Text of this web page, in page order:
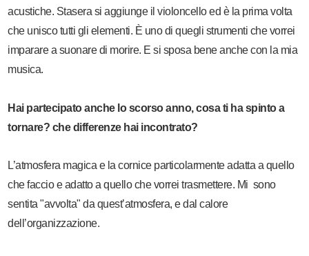
acustiche. Stasera si aggiunge il violoncello ed è la prima volta
che unisco tutti gli elementi. È uno di quegli strumenti che vorrei
imparare a suonare di morire. E si sposa bene anche con la mia
musica.
Hai partecipato anche lo scorso anno, cosa ti ha spinto a
tornare? che differenze hai incontrato?
L’atmosfera magica e la cornice particolarmente adatta a quello
che faccio e adatto a quello che vorrei trasmettere. Mi sono
sentita "avvolta" da quest’atmosfera, e dal calore
dell’organizzazione.